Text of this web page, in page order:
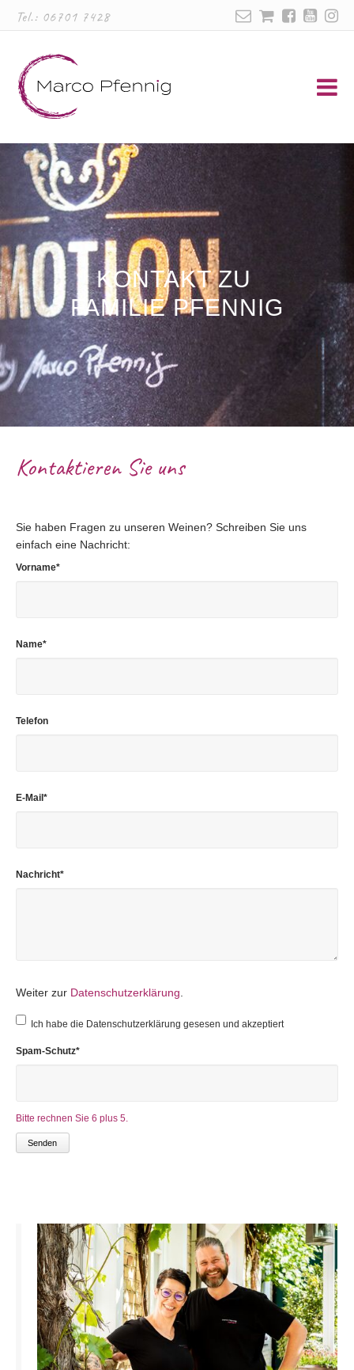
Tel.: 06701 7428
KONTAKT ZU
FAMILIE PFENNIG
Kontaktieren Sie uns
Sie haben Fragen zu unseren Weinen? Schreiben Sie uns
einfach eine Nachricht:
Pflichtfeld
Vorname*
Pflichtfeld
Name*
Telefon
Pflichtfeld
E-Mail *
Pflichtfeld
Nachricht*
Weiter zur Datenschutzerklärung
Ich habe die Datenschutzerklärung gesesen und akzeptiert
Pflichtfeld
Spam-Schutz*
Bitte rechnen Sie 6 plus 5.
Senden